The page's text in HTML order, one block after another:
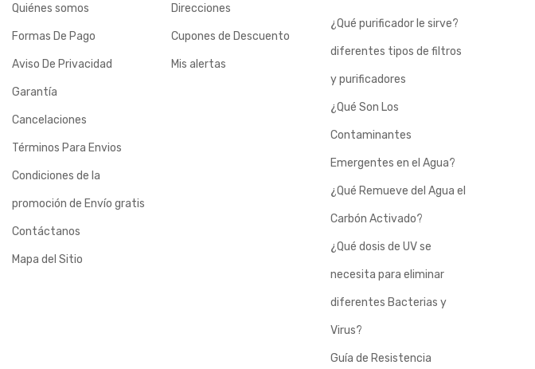
Quiénes somos
Formas De Pago
Aviso De Privacidad
Garantía
Cancelaciones
Términos Para Envios
Condiciones de la
promoción de Envío gratis
Contáctanos
Mapa del Sitio
Direcciones
Cupones de Descuento
Mis alertas
¿Qué purificador le sirve?
diferentes tipos de filtros
y purificadores
¿Qué Son Los
Contaminantes
Emergentes en el Agua?
¿Qué Remueve del Agua el
Carbón Activado?
¿Qué dosis de UV se
necesita para eliminar
diferentes Bacterias y
Virus?
Guía de Resistencia